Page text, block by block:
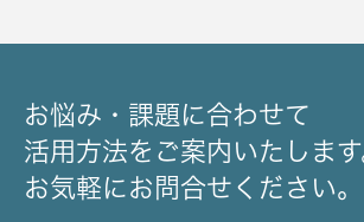
お悩み・課題に合わせて
活用方法をご案内いたします
お気軽にお問合せください。